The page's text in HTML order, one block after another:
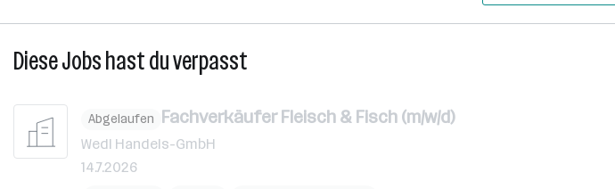
Diese Jobs hast du verpasst
Abgelaufen Fachverkäufer Fleisch & Fisch (m/w/d)
Wedl Handels-GmbH
14.7.2026